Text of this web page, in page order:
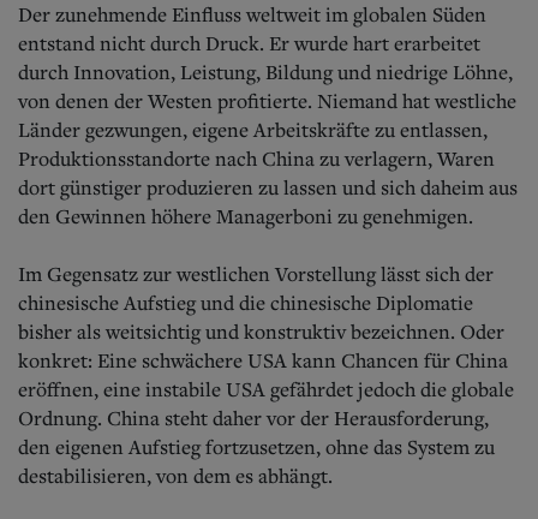
Der zunehmende Einfluss weltweit im globalen Süden
entstand nicht durch Druck. Er wurde hart erarbeitet
durch Innovation, Leistung, Bildung und niedrige Löhne,
von denen der Westen profitierte. Niemand hat westliche
Länder gezwungen, eigene Arbeitskräfte zu entlassen,
Produktionsstandorte nach China zu verlagern, Waren
dort günstiger produzieren zu lassen und sich daheim aus
den Gewinnen höhere Managerboni zu genehmigen.
Im Gegensatz zur westlichen Vorstellung lässt sich der
chinesische Aufstieg und die chinesische Diplomatie
bisher als weitsichtig und konstruktiv bezeichnen. Oder
konkret: Eine schwächere USA kann Chancen für China
eröffnen, eine instabile USA gefährdet jedoch die globale
Ordnung. China steht daher vor der Herausforderung,
den eigenen Aufstieg fortzusetzen, ohne das System zu
destabilisieren, von dem es abhängt.